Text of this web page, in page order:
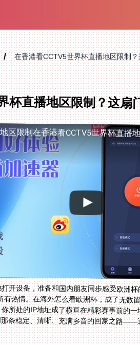
在香港看CCTV5世界杯直播地区限制
杯直播地区限制？这扇
区限制在香港看CCTV5世界杯直播
开设备，准备和国内朋友同步感受欧洲
有热情。在海外怎么看欧洲杯，成了无数
所处的IP地址成了横亘在精彩赛事前的
条稳定、清晰、充满乡音的回家之路